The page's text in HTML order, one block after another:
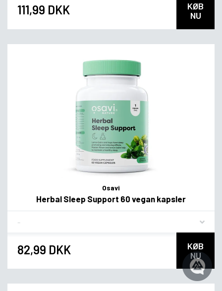
111,99 DKK
KØB
NU
Osavi
Herbal Sleep Support 60 vegan kapsler
82,99 DKK
KØB
NU